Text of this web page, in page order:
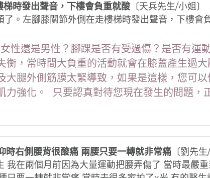
時發出聲音，下樓會負重就酸〔天兵先生/小姐〕
了。左腳膝關節外側在走樓梯時發出聲音，下樓會
還是男性？腳踝是否有受過傷？是否有運
衡，常時間大負重的活動就會在膝蓋產生過
大腿外側筋膜太緊導致，如果是這樣，您可
力強化。 只要認真對待您現在發生的問題，
時右側腰背很酸痛 兩腰只要一轉就非常痛 〔劉先生
我在兩個月前因為大量運動把腰弄傷了 當時最嚴